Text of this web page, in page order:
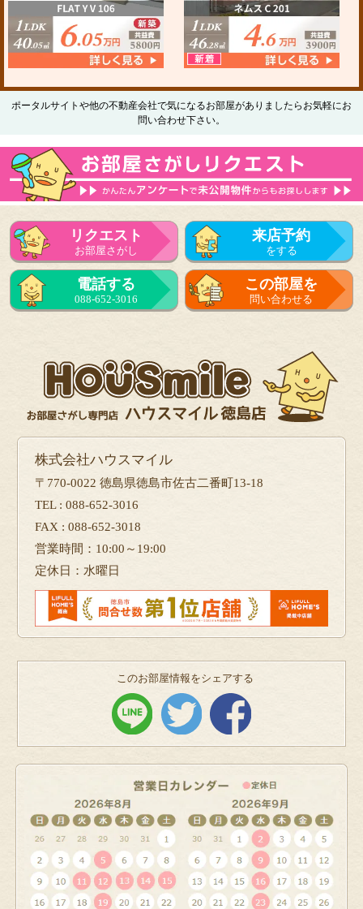
ポータルサイトや他の不動産会社で気になるお部屋がありましたらお気軽にお
問い合わせ下さい。
リクエスト
お部屋さがし
来店予約
をする
電話する
088-652-3016
この部屋を
問い合わせる
株式会社ハウスマイル
〒770-0022 徳島県徳島市佐古二番町13-18
TEL : 088-652-3016
FAX : 088-652-3018
営業時間：10:00～19:00
定休日：水曜日
このお部屋情報をシェアする